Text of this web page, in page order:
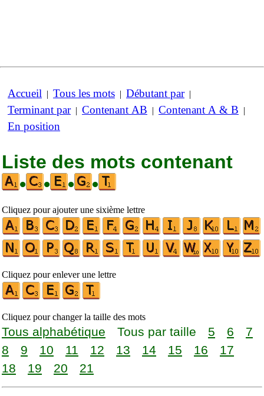
Accueil | Tous les mots | Débutant par|
Terminant par| Contenant AB | Contenant A & B |
En position
Liste des mots contenant
•
• • •
Cliquez pour ajouter une sixième lettre
Cliquez pour enlever une lettre
Cliquez pour changer la taille des mots
Tous alphabétique Tous par taille 5 6
7
8
9 10 11 12 13 14 15 16
17
18
19 20 21